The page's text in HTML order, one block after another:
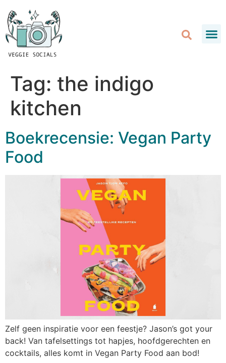
Tag: the indigo
kitchen
Boekrecensie: Vegan Party
Food
Zelf geen inspiratie voor een feestje? Jason’s got your
back! Van tafelsettings tot hapjes, hoofdgerechten en
cocktails, alles komt in Vegan Party Food aan bod!